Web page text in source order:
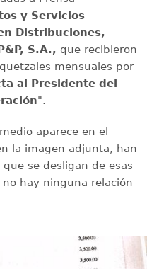
y Servicios
Distribuciones,
S.A., que recibieron
mensuales por
al Presidente del
".
aparece en el
la imagen adjunta, han
se desligan de esas
hay ninguna relación